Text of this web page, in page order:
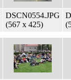
DSCN0554.JPG
(567 x 425)